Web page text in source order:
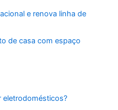
e renova linha de
de casa com espaço
eletrodomésticos?